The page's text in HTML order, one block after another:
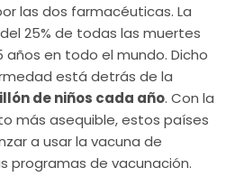
las dos farmacéuticas. La
25% de todas las muertes
años en todo el mundo. Dicho
está detrás de la
de niños cada año. Con la
más asequible, estos países
a usar la vacuna de
programas de vacunación.